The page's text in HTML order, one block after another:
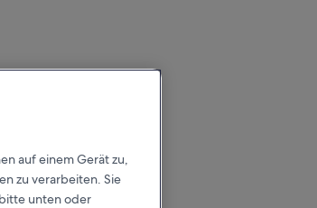
auf einem Gerät zu,
zu verarbeiten. Sie
unten oder